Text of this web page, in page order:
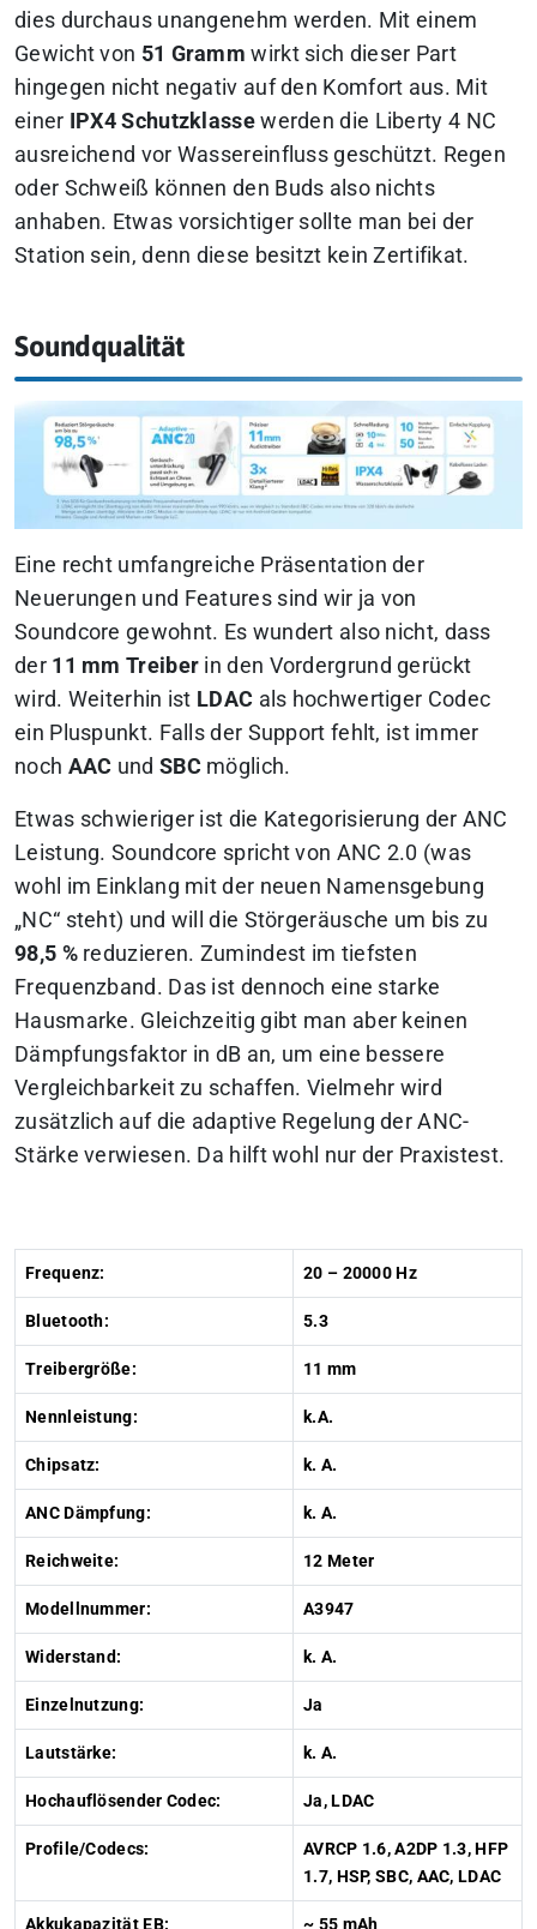
dies durchaus unangenehm werden. Mit einem
Gewicht von 51 Gramm wirkt sich dieser Part
hingegen nicht negativ auf den Komfort aus. Mit
einer IPX4 Schutzklassewerden die Liberty 4 NC
ausreichend vor Wassereinfluss geschützt. Regen
oder Schweiß können den Buds also nichts
anhaben. Etwas vorsichtiger sollte man bei der
Station sein, denn diese besitzt kein Zertifikat.
Soundqualität
Eine recht umfangreiche Präsentation der
Neuerungen und Features sind wir ja von
Soundcore gewohnt. Es wundert also nicht, dass
der11 mm Treiber in den Vordergrund gerückt
wird. Weiterhin ist LDAC als hochwertiger Codec
ein Pluspunkt. Falls der Support fehlt, ist immer
noch AAC und SBCmöglich.
Etwas schwieriger ist die Kategorisierung der ANC
Leistung. Soundcore spricht von ANC 2.0 (was
wohl im Einklang mit der neuen Namensgebung
„NC“ steht) und will die Störgeräusche um bis zu
98,5 %reduzieren. Zumindest im tiefsten
Frequenzband. Das ist dennoch eine starke
Hausmarke. Gleichzeitig gibt man aber keinen
Dämpfungsfaktor in dB an, um eine bessere
Vergleichbarkeit zu schaffen. Vielmehr wird
zusätzlich auf die adaptive Regelung der ANC-
Stärke verwiesen. Da hilft wohl nur der Praxistest.
Frequenz: 20 – 20000 Hz
Bluetooth: 5.3
Treibergröße: 11 mm
Nennleistung: k.A.
Chipsatz: k. A.
ANC Dämpfung: k. A.
Reichweite: 12 Meter
Modellnummer: A3947
Widerstand: k. A.
Einzelnutzung: Ja
Lautstärke: k. A.
Hochauflösender Codec: Ja, LDAC
Profile/Codecs:
AVRCP 1.6, A2DP 1.3, HFP
1.7, HSP, SBC, AAC, LDAC